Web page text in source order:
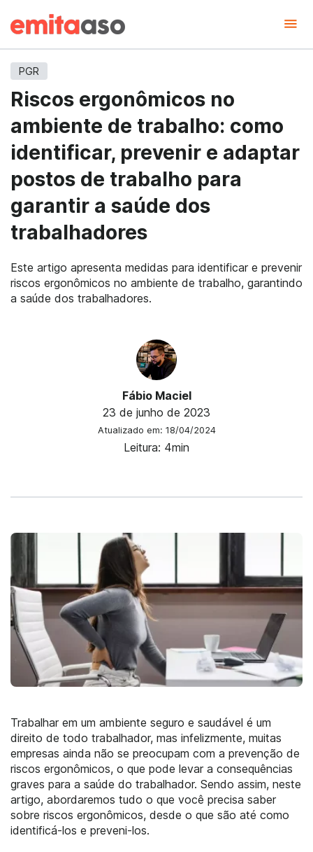
PGR
Riscos ergonômicos no
ambiente de trabalho: como
identificar, prevenir e adaptar
postos de trabalho para
garantir a saúde dos
trabalhadores
Este artigo apresenta medidas para identificar e prevenir
riscos ergonômicos no ambiente de trabalho, garantindo
a saúde dos trabalhadores.
Fábio Maciel
23 de junho de 2023
Atualizado em: 18/04/2024
Leitura: 4min
Trabalhar em um ambiente seguro e saudável é um
direito de todo trabalhador, mas infelizmente, muitas
empresas ainda não se preocupam com a prevenção de
riscos ergonômicos, o que pode levar a consequências
graves para a saúde do trabalhador. Sendo assim, neste
artigo, abordaremos tudo o que você precisa saber
sobre riscos ergonômicos, desde o que são até como
identificá-los e preveni-los.